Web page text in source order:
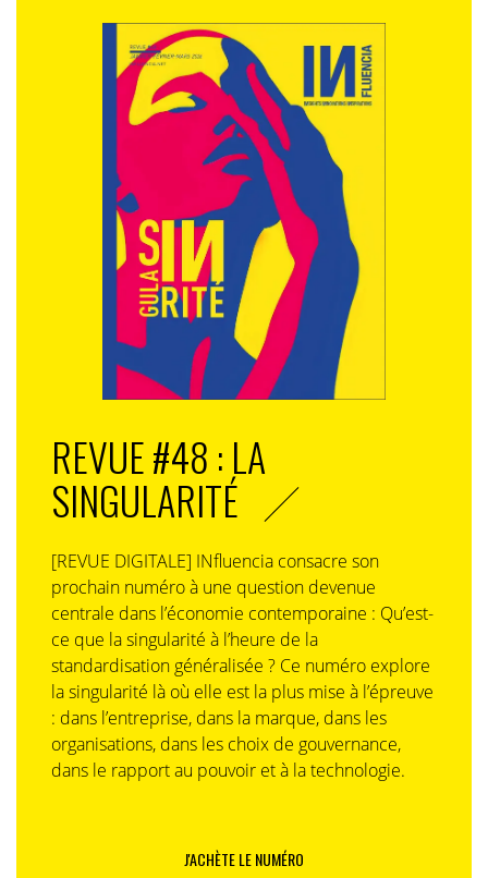
REVUE #48 : LA
SINGULARITÉ
[REVUE DIGITALE] INfluencia consacre son
prochain numéro à une question devenue
centrale dans l’économie contemporaine : Qu’est-
ce que la singularité à l’heure de la
standardisation généralisée ? Ce numéro explore
la singularité là où elle est la plus mise à l’épreuve
: dans l’entreprise, dans la marque, dans les
organisations, dans les choix de gouvernance,
dans le rapport au pouvoir et à la technologie.
J'ACHÈTE LE NUMÉRO